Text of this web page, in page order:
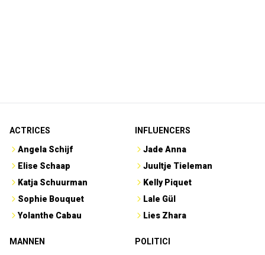
ACTRICES
Angela Schijf
Elise Schaap
Katja Schuurman
Sophie Bouquet
Yolanthe Cabau
INFLUENCERS
Jade Anna
Juultje Tieleman
Kelly Piquet
Lale Gül
Lies Zhara
MANNEN
POLITICI